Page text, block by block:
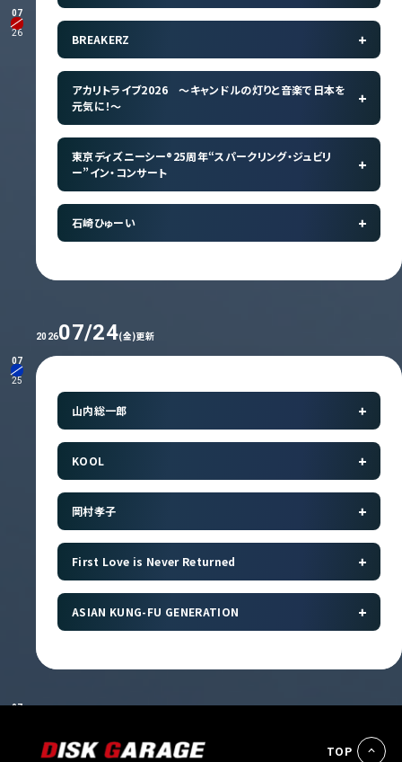
07
26
07
25
07
BREAKERZ
アカリトライブ2026 ～キャンドルの灯りと音楽で日本を
元気に！～
東京ディズニーシー®25周年“スパークリング・ジュビリ
ー”イン・コンサート
石崎ひゅーい
202607/24(金)更新
山内総一郎
KOOL
岡村孝子
First Love is Never Returned
ASIAN KUNG-FU GENERATION
TOP